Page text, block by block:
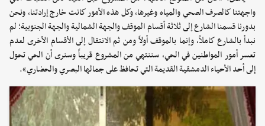
واجهتنا كالصرف الصحي والمياه وغيرها، وكل هذه الأمور كانت خارج إرادتنا، ونحن
بدورنا قسمنا الشارع إلى ثلاثة أقسام الموقف والجهة الشمالية والجهة الجنوبية؛ لم
نبدأ بالشارع كاملاً، وإنما بالموقف أولاً ومن ثم الانتقال إلى الأقسام الأخرى لعدم
تعسر أمور المواطنين في الحي، سننتهي من المشروع قريباً وسنرى أن الحي تحول
إلى أحد الأحياء الدمشقية القديمة التي تحافظ على جمالها البصري والحضاري».